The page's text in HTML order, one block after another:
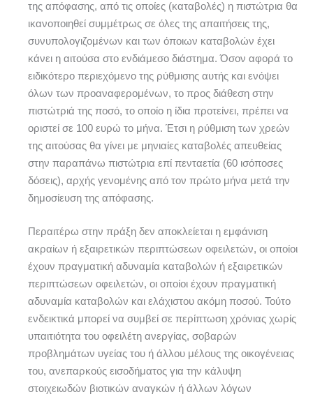
της απόφασης, από τις οποίες (καταβολές) η πιστώτρια θα
ικανοποιηθεί συμμέτρως σε όλες της απαιτήσεις της,
συνυπολογιζομένων και των όποιων καταβολών έχει
κάνει η αιτούσα στο ενδιάμεσο διάστημα. Όσον αφορά το
ειδικότερο περιεχόμενο της ρύθμισης αυτής και ενόψει
όλων των προαναφερομένων, το προς διάθεση στην
πιστώτριά της ποσό, το οποίο η ίδια προτείνει, πρέπει να
οριστεί σε 100 ευρώ το μήνα. Έτσι η ρύθμιση των χρεών
της αιτούσας θα γίνει με μηνιαίες καταβολές απευθείας
στην παραπάνω πιστώτρια επί πενταετία (60 ισόποσες
δόσεις), αρχής γενομένης από τον πρώτο μήνα μετά την
δημοσίευση της απόφασης.
Περαιτέρω στην πράξη δεν αποκλείεται η εμφάνιση
ακραίων ή εξαιρετικών περιπτώσεων οφειλετών, οι οποίοι
έχουν πραγματική αδυναμία καταβολών ή εξαιρετικών
περιπτώσεων οφειλετών, οι οποίοι έχουν πραγματική
αδυναμία καταβολών και ελάχιστου ακόμη ποσού. Τούτο
ενδεικτικά μπορεί να συμβεί σε περίπτωση χρόνιας χωρίς
υπαιτιότητα του οφειλέτη ανεργίας, σοβαρών
προβλημάτων υγείας του ή άλλου μέλους της οικογένειας
του, ανεπαρκούς εισοδήματος για την κάλυψη
στοιχειωδών βιοτικών αναγκών ή άλλων λόγων